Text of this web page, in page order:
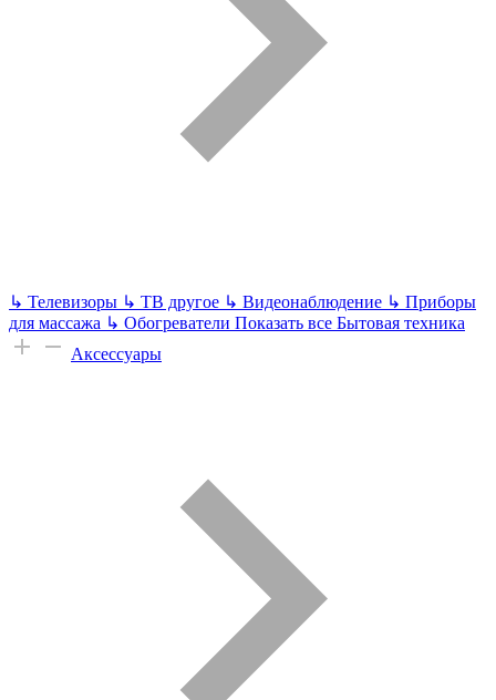
↳ Телевизоры ↳ ТВ другое ↳ Видеонаблюдение ↳ Приборы
для массажа ↳ Обогреватели Показать все Бытовая техника
Аксессуары